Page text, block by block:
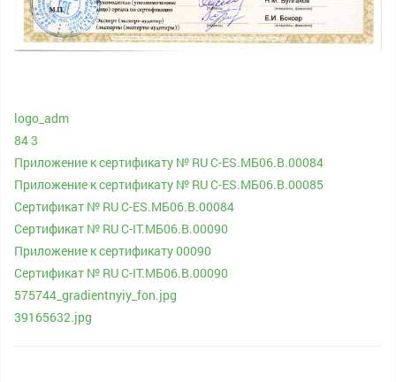
logo_adm
84 3
Приложение к сертификату № RU С-ES.МБ06.В.00084
Приложение к сертификату № RU С-ES.МБ06.В.00085
Сертификат № RU С-ES.МБ06.В.00084
Сертификат № RU С-IT.МБ06.B.00090
Приложение к сертификату 00090
Сертификат № RU С-IT.МБ06.B.00090
575744_gradientnyiy_fon.jpg
39165632.jpg